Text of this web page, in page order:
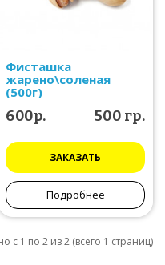
Фисташка
жарено\соленая
(500г)
600р. 500 гр.
ЗАКАЗАТЬ
Подробнее
с 1 по 2 из 2 (всего 1 страниц)